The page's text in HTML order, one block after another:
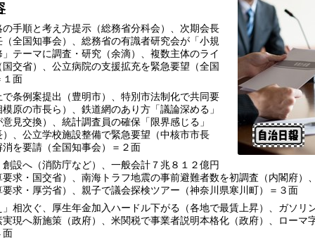
手順と考え方提示（総務省分科会）、次期会長
全国知事会）、総務省の有識者研究会が「小規
テーマに調査・研究（余滴）、複数主体のライ
交省）、公立病院の支援拡充を緊急要望（全国
１面
条例案提出（豊明市）、特別市法制化で共同要
原の市長ら）、鉄道網のあり方「議論深める」
見交換）、統計調査員の確保「限界感じる」
、公立学校施設整備で緊急要望（中核市市長
を要請（全国知事会）＝２面
設へ（消防庁など）、一般会計７兆８１２億円
求・国交省）、南海トラフ地震の事前避難者数を初調査（内閣府）
求・厚労省）、親子で議会探検ツアー（神奈川県寒川町）＝３面
相次ぐ、厚生年金加入ハードル下がる（各地で最賃上昇）、ガソリ
現へ新施策（政府）、米関税で事業者説明本格化（政府）、ローマ
面